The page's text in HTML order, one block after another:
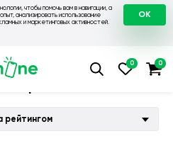
чтобы помочь вам в навигации, а
анализировать использование
и маркетинговых активностей.
OK
на Tecno 💛 Чехол для Tecno
рейтингом